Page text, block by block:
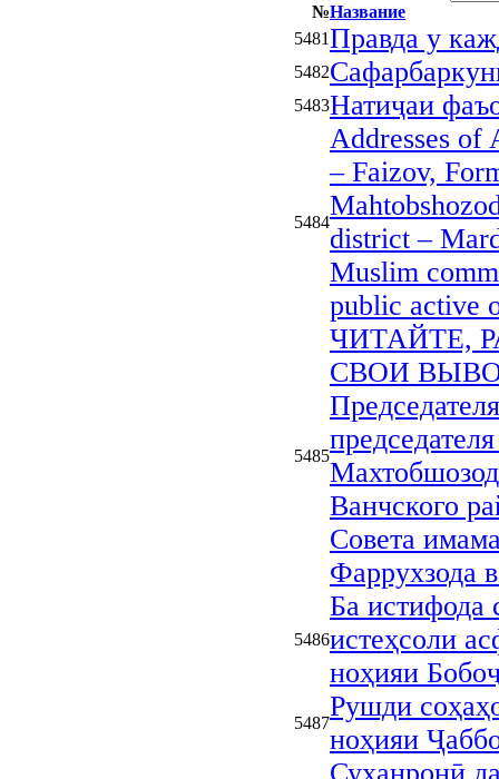
№Название
5481Правда у
5482
5483Натиҷаи
5484
Addresses of
– Faizov,
district –
Muslim
public active
5485
ЧИТАЙТЕ,
СВОИ
Ванчского
Совета
Фаррухзода
5486
Ба истифода
истеҳсоли
ноҳияи
5487
Рушди
ноҳияи